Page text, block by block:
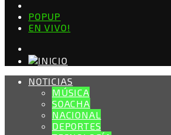
POPUP
EN VIVO!
NOTICIAS
MÚSICA
SOACHA
NACIONAL
DEPORTES